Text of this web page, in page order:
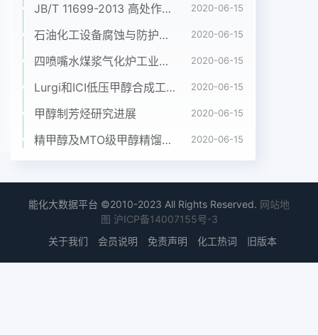
位:%2830.728833735.838,1中国
在一次能源消费中,发电能源比重越大,表明世界
1031251415.3164转换为优质二次能源电能)的一次
能源越多,说明平均179184电力在能源系统中发挥着
越重要的作用。由于不同法国
种不同,导致了发电用能德国
8.19.613.314715.816.1175175源结构有所不同。如
北欧国家水力资源丰富,以水本
13412.718920.721.22223.2235力发电为主,发电能
源占一次能源消费比重超过英国
77118414915116216617617950%;美国煤、油、气
JB/T 11699-2013 高处作业吊篮安装、拆卸、使用技术规程 2020-06-15
石油化工设备腐蚀与防护参考书十本免费下载，绝版珍藏 2020-06-15
四喷嘴水煤浆气化炉工业应用情况简介 2020-06-15
Lurgi和ICI低压甲醇合成工艺比较 2020-06-15
甲醇制芳烃研究进展 2020-06-15
精甲醇及MTO级甲醇精馏工艺技术进展 2020-06-15
能化大数据平台 ©2010-2023 All Rights Reserved. 网站地
图 沪ICP备14007155号-3
关于我们
会员说明 免责声明 化工热词 旧版本